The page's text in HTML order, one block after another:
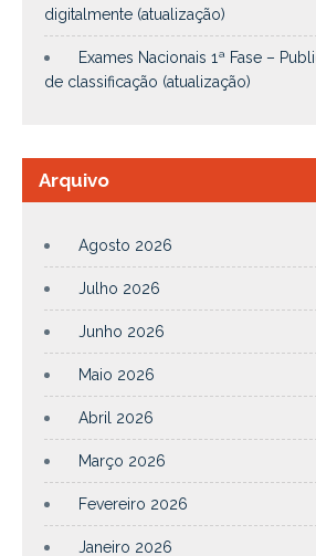
digitalmente (atualização)
Exames Nacionais 1ª Fase –
de classificação (atualização)
Arquivo
Agosto 2026
Julho 2026
Junho 2026
Maio 2026
Abril 2026
Março 2026
Fevereiro 2026
Janeiro 2026